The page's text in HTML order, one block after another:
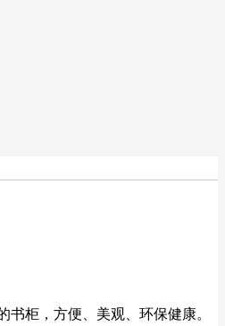
柜，方便、美观、环保健康。